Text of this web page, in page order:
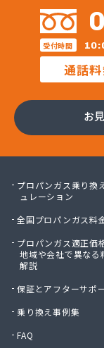
三愛オブリ
営業所/卸売課
三柴正雄商店
三田岱治商店
氏家高圧ガス
小篠酸素株式
小島不動産
小野崎燃料設
松島ガス株式
上都賀プロパ
神山液化ガス
須田商事株式会
受付時間
通話
お
プロパンガス乗り換
ュレーション
全国プロパンガス料
プロパンガス適正価
地域や会社で異なる
解説
保証とアフターサポ
乗り換え事例集
FAQ